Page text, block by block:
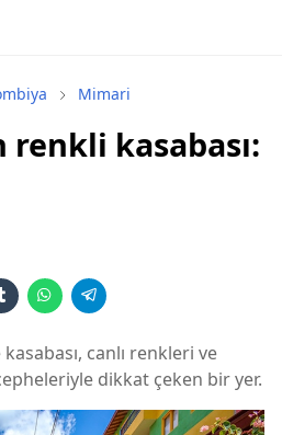
Mimari
renkli kasabası:
canlı renkleri ve
dikkat çeken bir yer.